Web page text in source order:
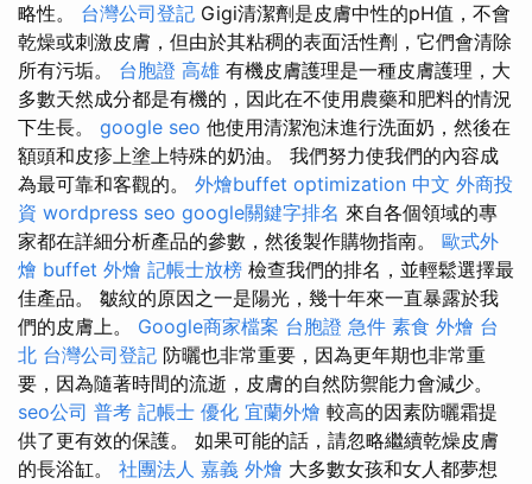
略性。 台灣公司登記 Gigi清潔劑是皮膚中性的pH值，不會
乾燥或刺激皮膚，但由於其粘稠的表面活性劑，它們會清除
所有污垢。 台胞證 高雄 有機皮膚護理是一種皮膚護理，大
多數天然成分都是有機的，因此在不使用農藥和肥料的情況
下生長。 google seo 他使用清潔泡沫進行洗面奶，然後在
額頭和皮疹上塗上特殊的奶油。 我們努力使我們的內容成
為最可靠和客觀的。 外燴buffet optimization 中文 外商投
資 wordpress seo google關鍵字排名 來自各個領域的專
家都在詳細分析產品的參數，然後製作購物指南。 歐式外
燴 buffet 外燴 記帳士放榜 檢查我們的排名，並輕鬆選擇最
佳產品。 皺紋的原因之一是陽光，幾十年來一直暴露於我
們的皮膚上。 Google商家檔案 台胞證 急件 素食 外燴 台
北 台灣公司登記 防曬也非常重要，因為更年期也非常重
要，因為隨著時間的流逝，皮膚的自然防禦能力會減少。
seo公司 普考 記帳士 優化 宜蘭外燴 較高的因素防曬霜提
供了更有效的保護。 如果可能的話，請忽略繼續乾燥皮膚
的長浴缸。 社團法人 嘉義 外燴 大多數女孩和女人都夢想